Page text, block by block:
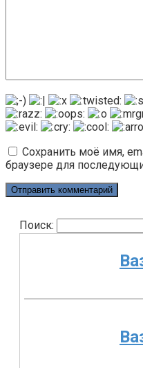
Сохранить моё имя,
браузере для
Поиск: